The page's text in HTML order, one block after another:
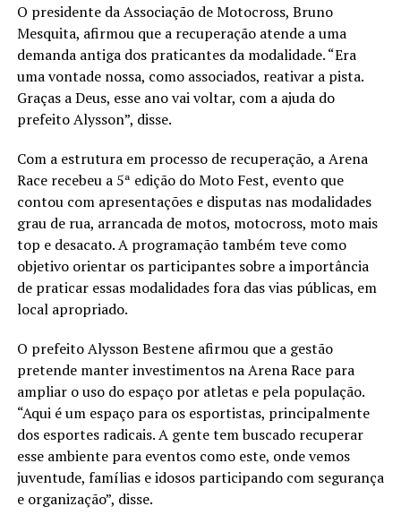
O presidente da Associação de Motocross, Bruno
Mesquita, afirmou que a recuperação atende a uma
demanda antiga dos praticantes da modalidade. “Era
uma vontade nossa, como associados, reativar a pista.
Graças a Deus, esse ano vai voltar, com a ajuda do
prefeito Alysson”, disse.
Com a estrutura em processo de recuperação, a Arena
Race recebeu a 5ª edição do Moto Fest, evento que
contou com apresentações e disputas nas modalidades
grau de rua, arrancada de motos, motocross, moto mais
top e desacato. A programação também teve como
objetivo orientar os participantes sobre a importância
de praticar essas modalidades fora das vias públicas, em
local apropriado.
O prefeito Alysson Bestene afirmou que a gestão
pretende manter investimentos na Arena Race para
ampliar o uso do espaço por atletas e pela população.
“Aqui é um espaço para os esportistas, principalmente
dos esportes radicais. A gente tem buscado recuperar
esse ambiente para eventos como este, onde vemos
juventude, famílias e idosos participando com segurança
e organização”, disse.